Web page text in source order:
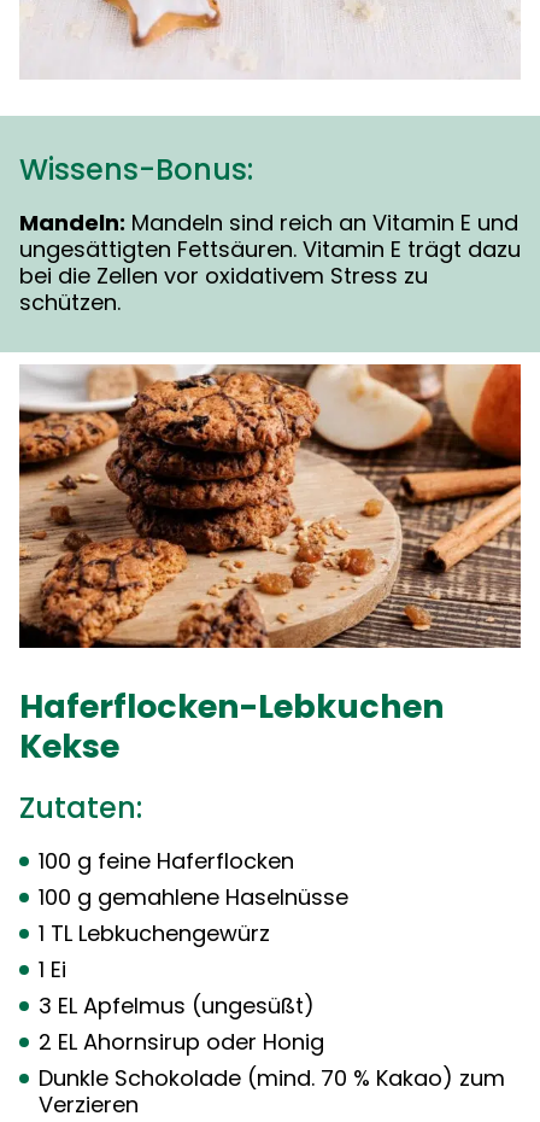
Wissens-Bonus:
Mandeln: Mandeln sind reich an Vitamin E und
ungesättigten Fettsäuren. Vitamin E trägt dazu
bei die Zellen vor oxidativem Stress zu
schützen.
Haferflocken-Lebkuchen
Kekse
Zutaten:
100 g feine Haferflocken
100 g gemahlene Haselnüsse
1 TL Lebkuchengewürz
1 Ei
3 EL Apfelmus (ungesüßt)
2 EL Ahornsirup oder Honig
Dunkle Schokolade (mind. 70 % Kakao) zum
Verzieren